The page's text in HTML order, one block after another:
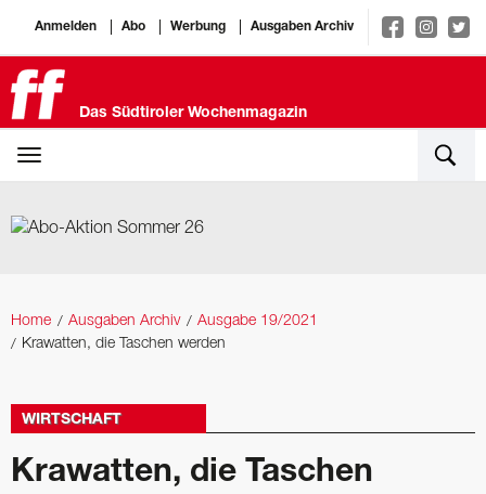
Anmelden Abo Werbung Ausgaben Archiv
Das Südtiroler Wochenmagazin
Home Ausgaben Archiv
Ausgabe 19/2021
Krawatten, die Taschen werden
WIRTSCHAFT
Krawatten, die Taschen